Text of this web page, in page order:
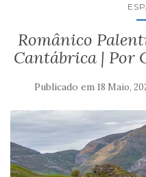
Românico
Cantábrica |
Publicado em 18 Maio,